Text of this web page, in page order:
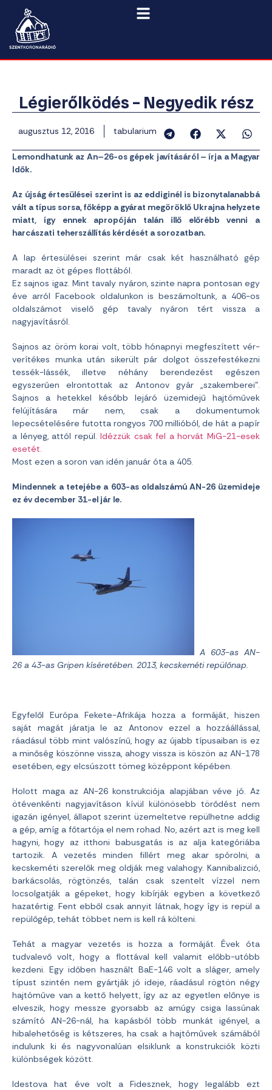
Légierőlködés – Negyedik rész
augusztus 12, 2016 tabularium
Lemondhatunk az An–26-os gépek javításáról – írja a Magyar
Idők.
Az újság értesülései szerint is az eddiginél is bizonytalanabbá
vált a típus sorsa, főképp a gyárat megöröklő Ukrajna helyzete
miatt, így ennek apropóján talán illő előrébb venni a
harcászati teherszállítás kérdését a sorozatban.
A lap értesülései szerint már csak két használható gép
maradt az öt gépes flottából.
Ez sajnos igaz. Mint tavaly nyáron, szinte napra pontosan egy
éve arról Facebook oldalunkon is beszámoltunk, a 406-os
oldalszámot viselő gép tavaly nyáron tért vissza a
nagyjavításról.
Sajnos az öröm korai volt, több hónapnyi megfeszített vér-
verítékes munka után sikerült pár dolgot összefestékezni
tessék-lássék, illetve néhány berendezést egészen
egyszerűen elrontottak az Antonov gyár „szakemberei”.
Sajnos a hetekkel később lejáró üzemidejű hajtóművek
felújítására már nem, csak a dokumentumok
lepecsételésére futotta rongyos 700 millióból, de hát a papír
a lényeg, attól repül. Idézzük csak fel a horvát MiG-21-esek
esetét.
Most ezen a soron van idén január óta a 405.
Mindennek a tetejébe a 603-as oldalszámú AN-26 üzemideje
ez év december 31-el jár le.
A 603-as AN-
26 a 43-as Gripen kíséretében. 2013, kecskeméti repülőnap.
Egyfelől Európa Fekete-Afrikája hozza a formáját, hiszen
saját magát járatja le az Antonov ezzel a hozzáállással,
ráadásul több mint valószínű, hogy az újabb típusaiban is ez
a minőség köszönne vissza, ahogy vissza is köszön az AN-178
esetében, egy elcsúszott tömeg középpont képében.
Holott maga az AN-26 konstrukciója alapjában véve jó. Az
ötévenkénti nagyjavításon kívül különösebb törődést nem
igazán igényel, állapot szerint üzemeltetve repülhetne addig
a gép, amíg a főtartója el nem rohad. No, azért azt is meg kell
hagyni, hogy az itthoni babusgatás is az alja kategóriába
tartozik. A vezetés minden fillért meg akar spórolni, a
kecskeméti szerelők meg oldják meg valahogy. Kannibalizció,
barkácsolás, rögtönzés, talán csak szentelt vízzel nem
locsolgatják a gépeket, hogy kibírják egyben a következő
hazatértig. Fent ebből csak annyit látnak, hogy így is repül a
repülőgép, tehát többet nem is kell rá költeni.
Tehát a magyar vezetés is hozza a formáját. Évek óta
tudvalevő volt, hogy a flottával kell valamit előbb-utóbb
kezdeni. Egy időben használt BaE-146 volt a sláger, amely
típust szintén nem gyártják jó ideje, ráadásul rögtön négy
hajtóműve van a kettő helyett, így az az egyetlen előnye is
elveszik, hogy messze gyorsabb az amúgy csiga lassúnak
számító AN-26-nál, ha kapásból több munkát igényel, a
hibalehetőség is kétszeres, ha csak a hajtóművek számából
indulunk ki és nagyvonalúan elsiklunk a konstrukciók közti
különbségek között.
Idestova hat éve volt a Fidesznek, hogy legalább ezt